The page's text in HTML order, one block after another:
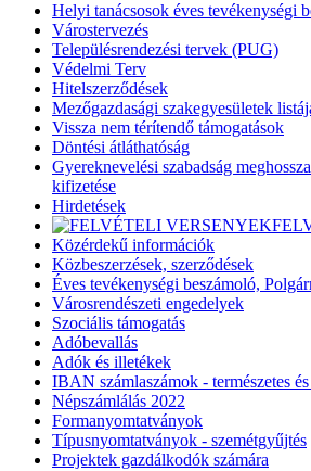
Helyi tanácsosok éves tevékenységi
Várostervezés
Településrendezési tervek (PUG)
Védelmi Terv
Hitelszerződések
Mezőgazdasági szakegyesületek
Vissza nem térítendő támogatások
Döntési átláthatóság
Gyereknevelési szabadság
kifizetése
Hirdetések
Közérdekű információk
Közbeszerzések, szerződések
Éves tevékenységi beszámoló,
Városrendészeti engedelyek
Szociális támogatás
Adóbevallás
Adók és illetékek
IBAN számlaszámok - természetes
Népszámlálás 2022
Formanyomtatványok
Típusnyomtatványok - szemétgyűjtés
Projektek gazdálkodók számára